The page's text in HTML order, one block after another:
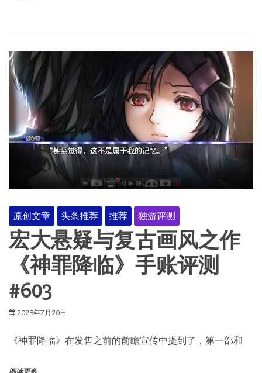
原创文章 头条推荐 推荐 独游评测
宏大悬疑与复古画风之作
《神罪降临》手账评测
#603
2025年7月20日
《神罪降临》在发售之前的前瞻宣传中提到了，第一部和